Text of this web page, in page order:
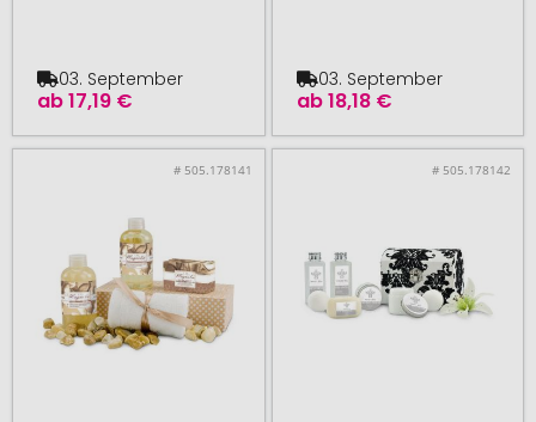
ab17,19 €
03. September
ab18,18 €
03. September
# 505.178141 # 505.178142